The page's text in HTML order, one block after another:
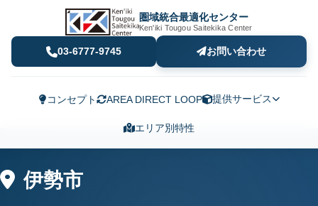
圏域統合最適化センター
Ken'iki Tougou Saitekika Center
03-6777-9745 お問い合わせ
コンセプト AREA DIRECT LOOP 提供サービス
エリア別特性
伊勢市